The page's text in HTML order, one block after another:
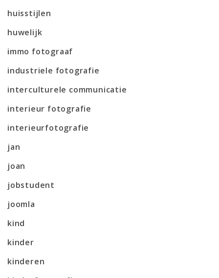
huisstijlen
huwelijk
immo fotograaf
industriele fotografie
interculturele communicatie
interieur fotografie
interieurfotografie
jan
joan
jobstudent
joomla
kind
kinder
kinderen